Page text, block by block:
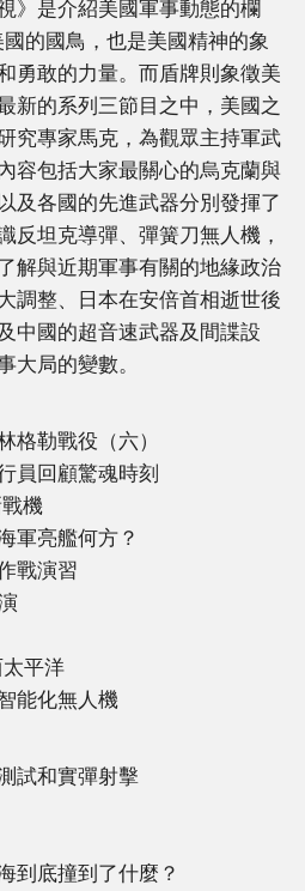
》是介紹美國軍事動態的欄
的國鳥，也是美國精神的象
勇敢的力量。而盾牌則象徵美
新的系列三節目之中，美國之
究專家馬克，為觀眾主持軍武
容包括大家最關心的烏克蘭與
及各國的先進武器分別發揮了
反坦克導彈、彈簧刀無人機，
解與近期軍事有關的地緣政治
調整、日本在安倍首相逝世後
中國的超音速武器及間諜設
大局的變數。
格勒戰役（六）
員回顧驚魂時刻
機
軍亮艦何方？
戰演習
平洋
能化無人機
試和實彈射擊
到底撞到了什麼？